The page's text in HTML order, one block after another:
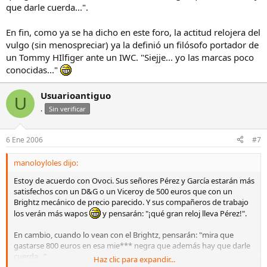
que darle cuerda...".
En fin, como ya se ha dicho en este foro, la actitud relojera del
vulgo (sin menospreciar) ya la definió un filósofo portador de
un Tommy HIlfiger ante un IWC. "Siejje... yo las marcas poco
conocidas..."
U Usuarioantiguo
. Sin verificar
6 Ene 2006 #7
manoloyloles dijo:
Estoy de acuerdo con Ovoci. Sus señores Pérez y García estarán más
satisfechos con un D&G o un Viceroy de 500 euros que con un
Brightz mecánico de precio parecido. Y sus compañeros de trabajo
los verán más wapos
y pensarán: "¡qué gran reloj lleva Pérez!".
En cambio, cuando lo vean con el Brightz, pensarán: "mira que
gastarse 800 euros en esa mie*** negra que además hay que darle
cuerda...".
Haz clic para expandir...